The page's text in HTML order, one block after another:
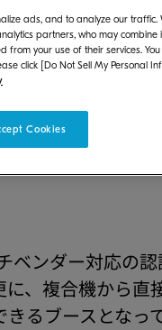
（水）～20日
ンダー対応の
、複合機から
るブースとなって
ads, and to analyze our traffic.
partners, who may combine
from your use of their services.
click [Do Not Sell My Personal
Cookies